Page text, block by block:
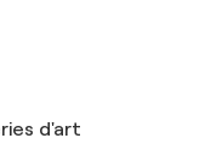
d'art